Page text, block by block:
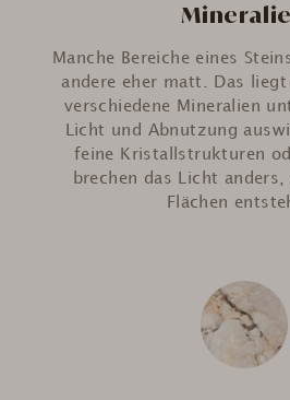
Manche Bereiche eines
andere eher matt. Das
verschiedene Mineralien
Licht und Abnutzung
feine Kristallstrukturen
brechen das Licht
Flächen